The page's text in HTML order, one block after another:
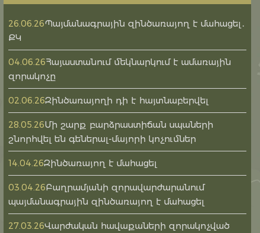
26.06.26Պայմանագրային զինծառայող է մահացել․
ՔԿ
04.06.26Հայաստանում մեկնարկում է ամառային
զորակոչը
02.06.26Զինծառայողի դի է հայտնաբերվել
28.05.26Մի շարք բարձրաստիճան սպաների
շնորհվել են գեներալ-մայորի կոչումներ
14.04.26Զինծառայող է մահացել
03.04.26Բաղրամյանի զորավարժարանում
պայմանագրային զինծառայող է մահացել
27.03.26Վարժական հավաքաների զորակոչված